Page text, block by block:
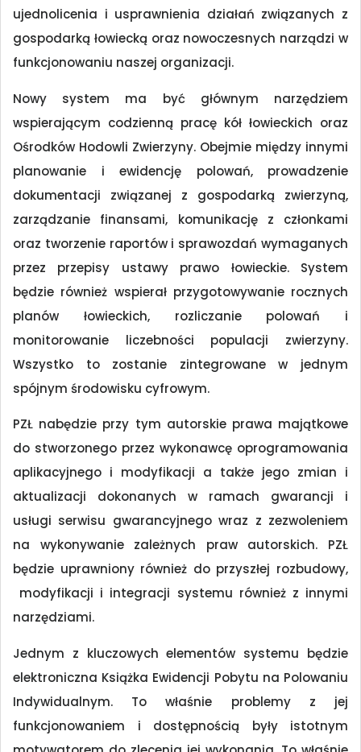
ujednolicenia i usprawnienia działań związanych z
gospodarką łowiecką oraz nowoczesnych narządzi w
funkcjonowaniu naszej organizacji.
Nowy system ma być głównym narzędziem
wspierającym codzienną pracę kół łowieckich oraz
Ośrodków Hodowli Zwierzyny. Obejmie między innymi
planowanie i ewidencję polowań, prowadzenie
dokumentacji związanej z gospodarką zwierzyną,
zarządzanie finansami, komunikację z członkami
oraz tworzenie raportów i sprawozdań wymaganych
przez przepisy ustawy prawo łowieckie. System
będzie również wspierał przygotowywanie rocznych
planów łowieckich, rozliczanie polowań i
monitorowanie liczebności populacji zwierzyny.
Wszystko to zostanie zintegrowane w jednym
spójnym środowisku cyfrowym.
PZŁ nabędzie przy tym autorskie prawa majątkowe
do stworzonego przez wykonawcę oprogramowania
aplikacyjnego i modyfikacji a także jego zmian i
aktualizacji dokonanych w ramach gwarancji i
usługi serwisu gwarancyjnego wraz z zezwoleniem
na wykonywanie zależnych praw autorskich. PZŁ
będzie uprawniony również do przyszłej rozbudowy,
modyfikacji i integracji systemu również z innymi
narzędziami.
Jednym z kluczowych elementów systemu będzie
elektroniczna Książka Ewidencji Pobytu na Polowaniu
Indywidualnym. To właśnie problemy z jej
funkcjonowaniem i dostępnością były istotnym